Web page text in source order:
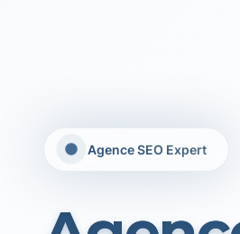
Agence SEO Expert